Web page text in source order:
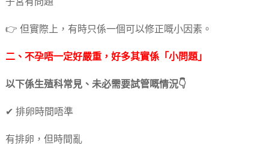
👉 但實際上，有時只係一個可以修正嘅小因素。
二、不孕唔一定好嚴重，好多其實係「小問題」
以下係生殖科常見、未必需要試管嘅情況👇
✔ 排卵時間唔準
有排卵，但時間亂